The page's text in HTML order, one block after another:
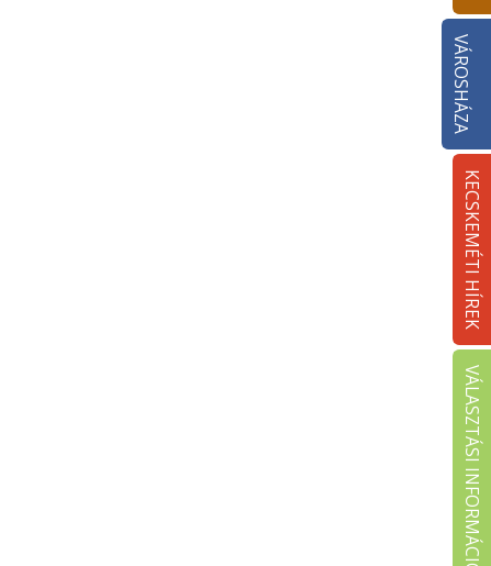
VÁROSHÁZA
KECSKEMÉTI HÍREK
VÁLASZTÁSI INFORMÁCIÓK